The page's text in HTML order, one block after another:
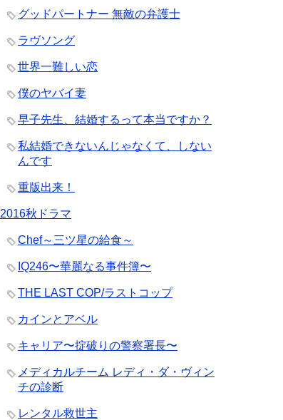
グッドパートナー 無敵の弁護士
ラヴソング
世界一難しい恋
僕のヤバイ妻
早子先生、結婚するって本当ですか？
私結婚できないんじゃなくて、しない
んです
重版出来！
2016秋ドラマ
Chef～三ツ星の給食～
IQ246〜華麗なる事件簿〜
THE LAST COP/ラストコップ
カインとアベル
キャリア〜掟破りの警察署長〜
メディカルチーム レディ・ダ・ヴィン
チの診断
レンタル救世主